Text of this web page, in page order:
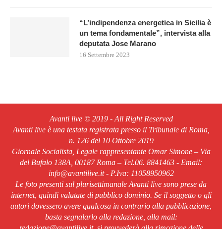
“L’indipendenza energetica in Sicilia è
un tema fondamentale”, intervista alla
deputata Jose Marano
16 Settembre 2023
Avanti live © 2019 - All Right Reserved
Avanti live è una testata registrata presso il Tribunale di Roma,
n. 126 del 10 Ottobre 2019
Giornale Socialista, Legale rappresentante Omar Simone – Via
del Bufalo 138A, 00187 Roma – Tel.06. 8841463 - Email:
info@avantilive.it - P.Iva: 11058950962
Le foto presenti sul plurisettimanale Avanti live sono prese da
internet, quindi valutate di pubblico dominio. Se il soggetto o gli
autori dovessero avere qualcosa in contrario alla pubblicazione,
basta segnalarlo alla redazione, alla mail: